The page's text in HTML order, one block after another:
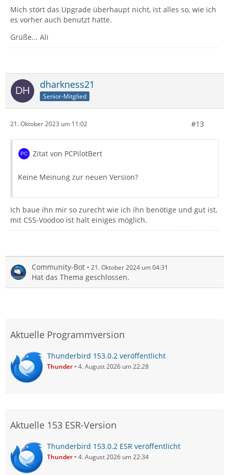
Mich stört das Upgrade überhaupt nicht, ist alles so, wie ich
es vorher auch benutzt hatte.
Grüße... Ali
dharkness21
Senior-Mitglied
21. Oktober 2023 um 11:02 #13
Zitat von PCPilotBert
Keine Meinung zur neuen Version?
Ich baue ihn mir so zurecht wie ich ihn benötige und gut ist,
mit CSS-Voodoo ist halt einiges möglich.
Community-Bot 21. Oktober 2024 um 04:31
Hat das Thema geschlossen.
Aktuelle Programmversion
Thunderbird 153.0.2 veröffentlicht
Thunder 4. August 2026 um 22:28
Aktuelle 153 ESR-Version
Thunderbird 153.0.2 ESR veröffentlicht
Thunder 4. August 2026 um 22:34